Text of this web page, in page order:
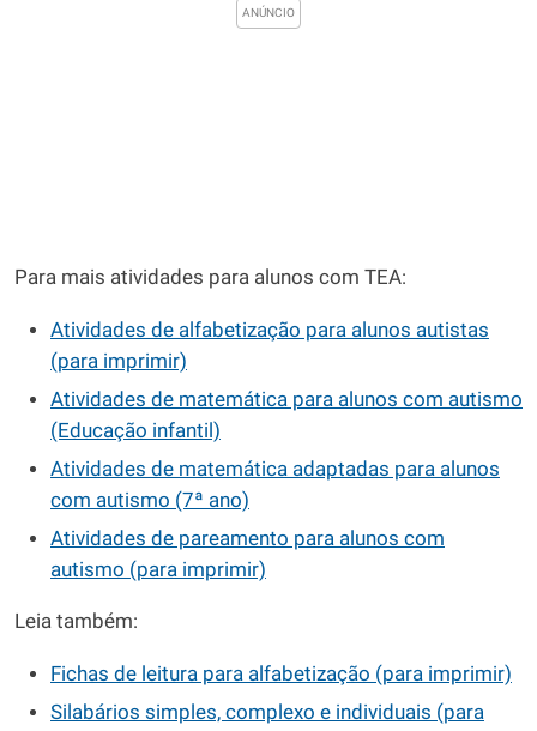
Para mais atividades para alunos com TEA:
Atividades de alfabetização para alunos autistas
(para imprimir)
Atividades de matemática para alunos com autismo
(Educação infantil)
Atividades de matemática adaptadas para alunos
com autismo (7ª ano)
Atividades de pareamento para alunos com
autismo (para imprimir)
Leia também:
Fichas de leitura para alfabetização (para imprimir)
Silabários simples, complexo e individuais (para